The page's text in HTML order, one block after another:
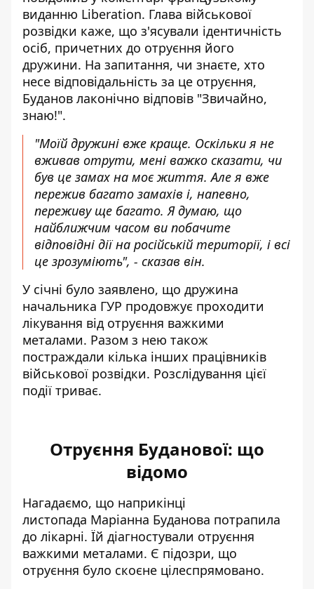
виданню Liberation. Глава військової
розвідки каже, що з'ясували ідентичність
осіб, причетних до отруєння його
дружини. На запитання, чи знаєте, хто
несе відповідальність за це отруєння,
Буданов лаконічно відповів "Звичайно,
знаю!".
"Моїй дружині вже краще. Оскільки я не
вживав отрути, мені важко сказати, чи
був це замах на моє життя. Але я вже
пережив багато замахів і, напевно,
переживу ще багато. Я думаю, що
найближчим часом ви побачите
відповідні дії на російській території, і всі
це зрозуміють", - сказав він.
У січні було заявлено, що дружина
начальника ГУР продовжує проходити
лікування від отруєння важкими
металами. Разом з нею також
постраждали кілька інших працівників
військової розвідки. Розслідування цієї
події триває.
Отруєння Буданової: що
відомо
Нагадаємо, що наприкінці
листопада Маріанна Буданова потрапила
до лікарні. Їй діагностували отруєння
важкими металами. Є підозри, що
отруєння було скоєне цілеспрямовано.